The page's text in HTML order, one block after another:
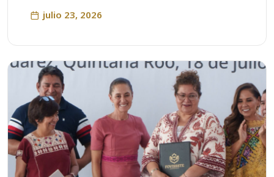
julio 23, 2026